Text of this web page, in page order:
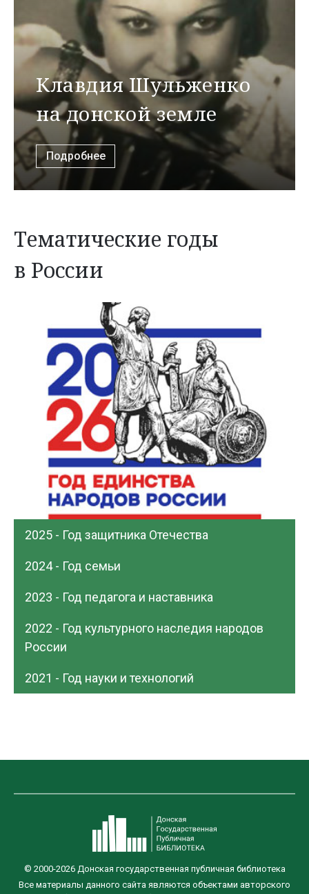
Клавдия Шульженко
на донской земле
Подробнее
Тематические годы
в России
2025 - Год защитника Отечества
2024 - Год семьи
2023 - Год педагога и наставника
2022 - Год культурного наследия народов
России
2021 - Год науки и технологий
© 2000-2026 Донская государственная публичная библиотека
Все материалы данного сайта являются объектами авторского